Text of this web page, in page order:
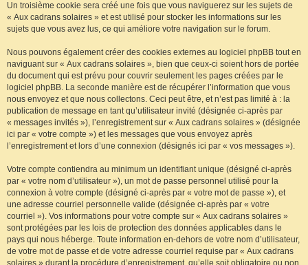
Un troisième cookie sera créé une fois que vous naviguerez sur les sujets de
« Aux cadrans solaires » et est utilisé pour stocker les informations sur les
sujets que vous avez lus, ce qui améliore votre navigation sur le forum.
Nous pouvons également créer des cookies externes au logiciel phpBB tout en
naviguant sur « Aux cadrans solaires », bien que ceux-ci soient hors de portée
du document qui est prévu pour couvrir seulement les pages créées par le
logiciel phpBB. La seconde manière est de récupérer l’information que vous
nous envoyez et que nous collectons. Ceci peut être, et n’est pas limité à : la
publication de message en tant qu’utilisateur invité (désignée ci-après par
« messages invités »), l’enregistrement sur « Aux cadrans solaires » (désignée
ici par « votre compte ») et les messages que vous envoyez après
l’enregistrement et lors d’une connexion (désignés ici par « vos messages »).
Votre compte contiendra au minimum un identifiant unique (désigné ci-après
par « votre nom d’utilisateur »), un mot de passe personnel utilisé pour la
connexion à votre compte (désigné ci-après par « votre mot de passe »), et
une adresse courriel personnelle valide (désignée ci-après par « votre
courriel »). Vos informations pour votre compte sur « Aux cadrans solaires »
sont protégées par les lois de protection des données applicables dans le
pays qui nous héberge. Toute information en-dehors de votre nom d’utilisateur,
de votre mot de passe et de votre adresse courriel requise par « Aux cadrans